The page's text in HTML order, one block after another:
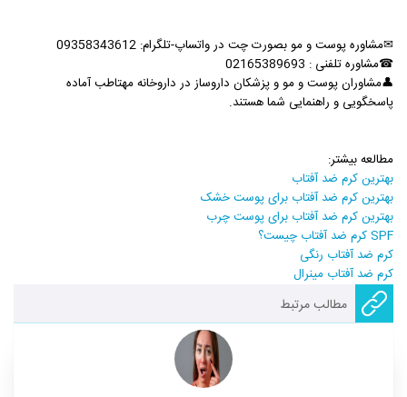
✉مشاوره پوست و مو بصورت چت در واتساپ-تلگرام: 09358343612
☎مشاوره تلفنی : 02165389693
👤مشاوران پوست و مو و پزشکان داروساز در داروخانه مهتاطب آماده
پاسخگویی و راهنمایی شما هستند.
مطالعه بیشتر:
بهترین کرم ضد آفتاب
بهترین کرم ضد آفتاب برای پوست خشک
بهترین کرم ضد آفتاب برای پوست چرب
SPF کرم ضد آفتاب چیست؟
کرم ضد آفتاب رنگی
کرم ضد آفتاب مینرال
مطالب مرتبط